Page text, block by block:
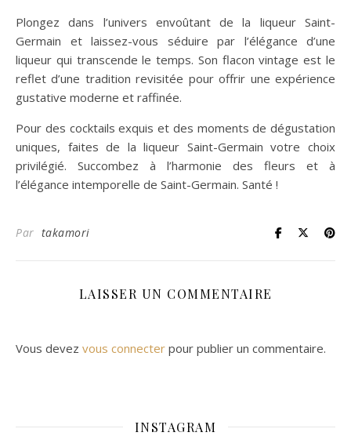
Plongez dans l’univers envoûtant de la liqueur Saint-
Germain et laissez-vous séduire par l’élégance d’une
liqueur qui transcende le temps. Son flacon vintage est le
reflet d’une tradition revisitée pour offrir une expérience
gustative moderne et raffinée.
Pour des cocktails exquis et des moments de dégustation
uniques, faites de la liqueur Saint-Germain votre choix
privilégié. Succombez à l’harmonie des fleurs et à
l’élégance intemporelle de Saint-Germain. Santé !
Par takamori
LAISSER UN COMMENTAIRE
Vous devez vous connecter pour publier un commentaire.
INSTAGRAM